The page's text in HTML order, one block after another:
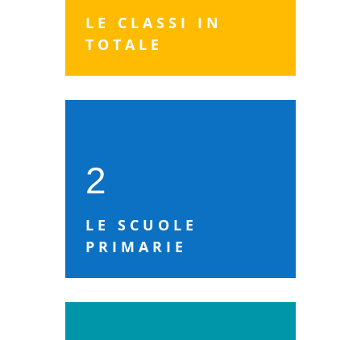
LE CLASSI IN
TOTALE
2
LE SCUOLE
PRIMARIE